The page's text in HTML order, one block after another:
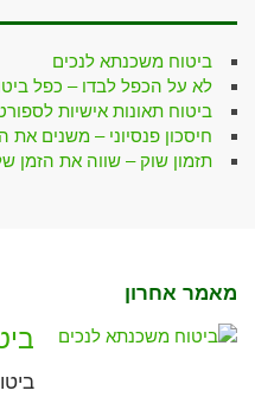
ביטוח משכנתא לנכים
לא על הכפל לבדו – כפל
ביטוח תאונות אישיות
חיסכון פנסיוני – משנים את
תזמון שוק – שווה את הזמן
מאמר אחרון